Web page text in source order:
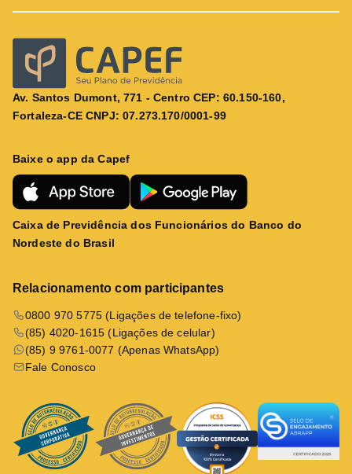
Av. Santos Dumont, 771 - Centro CEP: 60.150-160,
Fortaleza-CE CNPJ: 07.273.170/0001-99
Baixe o app da Capef
Caixa de Previdência dos Funcionários do Banco do
Nordeste do Brasil
Relacionamento com participantes
0800 970 5775 (Ligações de telefone-fixo)
(85) 4020-1615 (Ligações de celular)
(85) 9 9761-0077 (Apenas WhatsApp)
Fale Conosco